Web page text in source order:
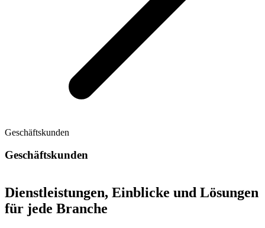
Geschäftskunden
Geschäftskunden
Dienstleistungen, Einblicke und Lösungen
für jede Branche